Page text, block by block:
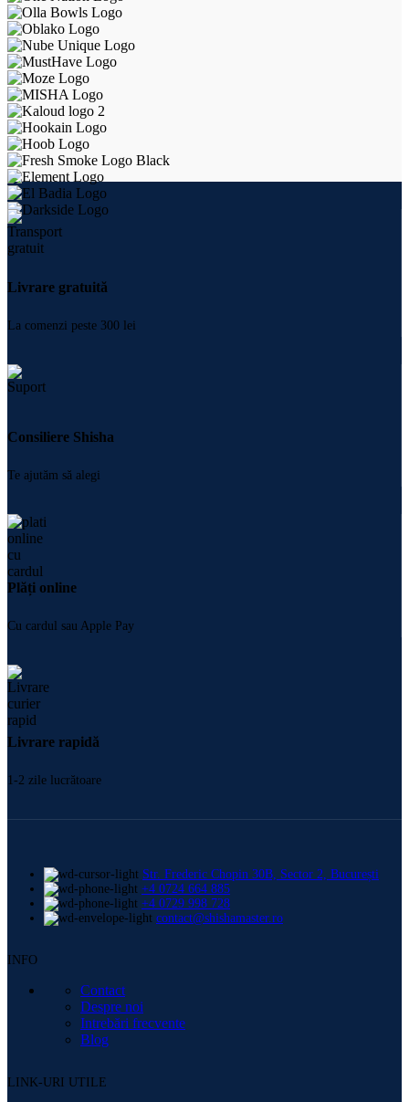
Livrare gratuită
La comenzi peste 300 lei
Consiliere Shisha
Te ajutăm să alegi
Plăți online
Cu cardul sau Apple Pay
Livrare rapidă
1-2 zile lucrătoare
Str. Frederic Chopin 30B, Sector 2, București
+4 0724 664 885
+4 0729 998 728
contact@shishamaster.ro
INFO
Contact
Despre noi
Intrebări frecvente
Blog
LINK-URI UTILE